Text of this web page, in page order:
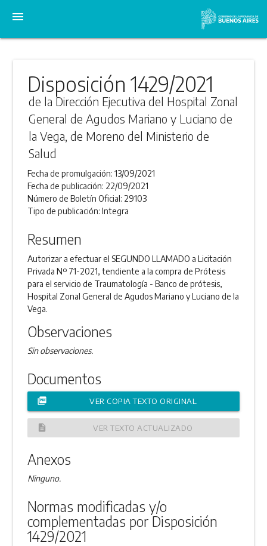
menu
Disposición 1429/2021
de la Dirección Ejecutiva del Hospital Zonal
General de Agudos Mariano y Luciano de
la Vega, de Moreno del Ministerio de
Salud
Fecha de promulgación:13/09/2021
Fecha de publicación: 22/09/2021
Número de Boletín Oficial: 29103
Tipo de publicación:Integra
Resumen
Autorizar a efectuar el SEGUNDO LLAMADO a Licitación
Privada Nº 71-2021, tendiente a la compra de Prótesis
para el servicio de Traumatología - Banco de prótesis,
Hospital Zonal General de Agudos Mariano y Luciano de la
Vega.
Observaciones
Sin observaciones.
Documentos
picture_as_pdf VER COPIA TEXTO ORIGINAL
description VER TEXTO ACTUALIZADO
Anexos
Ninguno.
Normas modificadas y/o
complementadas por Disposición
1429/2021